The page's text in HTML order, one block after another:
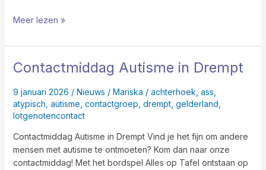
Meer lezen »
Contactmiddag Autisme in Drempt
9 januari 2026 / Nieuws / Mariska / achterhoek, ass,
atypisch, autisme, contactgroep, drempt, gelderland,
lotgenotencontact
Contactmiddag Autisme in Drempt Vind je het fijn om andere
mensen met autisme te ontmoeten? Kom dan naar onze
contactmiddag! Met het bordspel Alles op Tafel ontstaan op
Contactmiddag
in
Drempt